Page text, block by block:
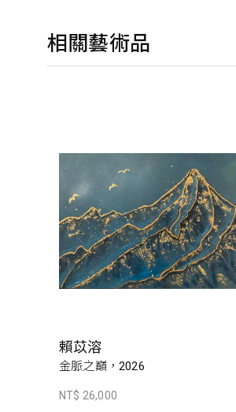
相關藝術品
賴苡溶
金脈之巔，2026
NT$ 26,000